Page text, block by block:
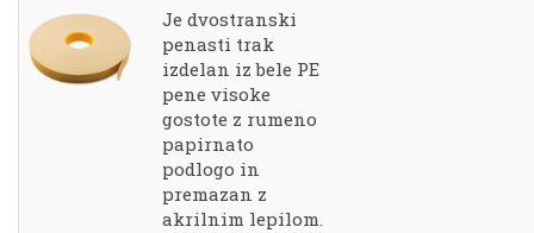
Je dvostranski
penasti trak
izdelan iz bele PE
pene visoke
gostote z rumeno
papirnato
podlogo in
premazan z
akrilnim lepilom.